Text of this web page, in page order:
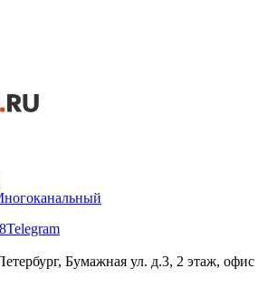
Telegram
Бумажная ул. д.3, 2 этаж, офис